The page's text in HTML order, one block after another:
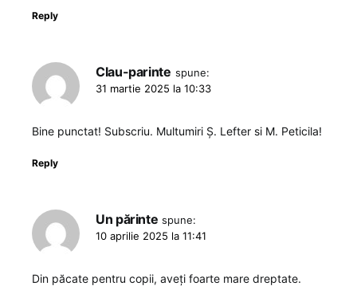
Reply
Clau-parinte spune:
31 martie 2025 la 10:33
Bine punctat! Subscriu. Multumiri Ș. Lefter si M. Peticila!
Reply
Un părinte spune:
10 aprilie 2025 la 11:41
Din păcate pentru copii, aveți foarte mare dreptate.